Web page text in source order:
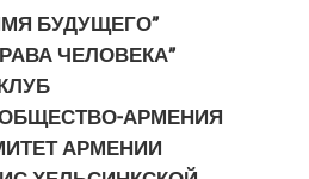
БУДУЩЕГО”
ЧЕЛОВЕКА”
АРМЕНИЯ
АРМЕНИИ